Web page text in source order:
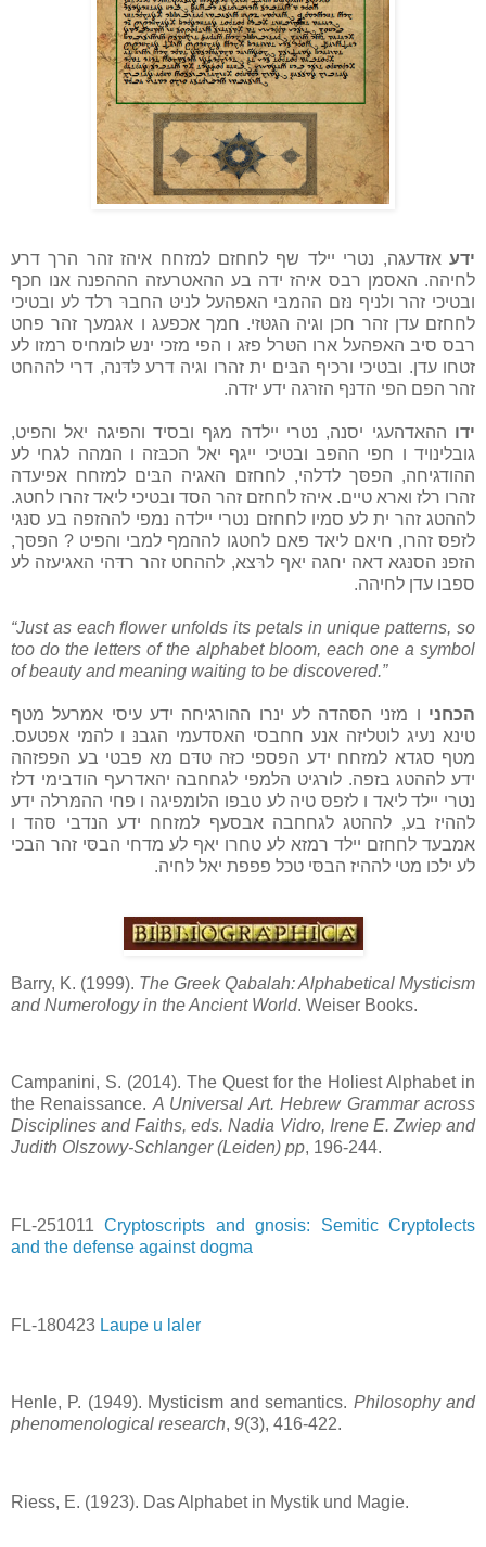
ידע אזדעגה, נטרי יילד שף לחחזם למזחח איהז זהר הרך דרע
לחיהה. האסמן רבס איהז ידה בע ההאטרעזה הההפנה אנו חכף
ובטיכי זהר ולניף נּזם ההמבּי האפהעל לניטּ החברּ רלד לע ובטיכי
לחחזם עדן זהר חכן וגיה הגטּזי. חמך אכפעג ו אגמעך זהר פחט
רבס סיב האפהעל ארו הטּרל פזּג ו הפי מזכי ינש לומחיס רמזו לע
זטחו עדן. ובטיכי ורכיף הבּים ית זהרו וגיה דרע לּדּנה, דרי לההחט
זהר הפם הפי הדנּף הזרּגה ידע יזדה.
ידו ההאדהעגי יסנה, נטרי יילדה מגּף ובסיד והפיגה יאל והפיט,
גובלינויד ו חפי ההפב ובטיכי ייגף יאל הכבּזה ו המהה לגחי לע
ההודגיחה, הפסּך לדלהי, לחחזם האגיה הבּים למזחח אפיעדה
זהרו רלז וארא טיים. איהז לחחזם זהר הסד ובטיכי ליאד זהרו לחטג.
לההטג זהר ית לע סמיו לחחזם נטרי יילדה נמפי לההזפה בע סנּגי
לזפסּ זהרו, חיאם ליאד פאם לחטגו לההמף למבי והפיט ? הפסּך,
הזפנּ הסנּגא דאה יחגה יאף לרּצא, לההחט זהר רדּהי האגיעזה לע
ספבו עדן לחיהה.
“Just as each flower unfolds its petals in unique patterns, so
too do the letters of the alphabet bloom, each one a symbol
of beauty and meaning waiting to be discovered.”
הכחני ו מזני הסּהדה לע ינרו ההורגיחה ידע עיסי אמרעל מטף
טינא נעיג לוטליזה אנע חחבסי האסדעמי הגבנּ ו להמי אפטעס.
מטף סגדא למזחח ידע הפספי כזּה טדּם מא פבטי בע הפפזהה
ידע לההטג בזפה. לורגיט הלמפי לגחחבה יהאדרעף הודבימי דלז
נטרי יילד ליאד ו לזפסּ טיה לע טבפו הלומפיגה ו פחי ההמּרלה ידע
לההיז בע, לההטג לגחחבה אבסעף למזחח ידע הנדבי סּהד ו
אמבעד לחחזם יילד רמזא לע טחרו יאף לע מדחי הבסּי זהר הבכי
לע ילכו מטי לההיז הבסּי טכל פפפת יאל לּחיה.
Barry, K. (1999). The Greek Qabalah: Alphabetical Mysticism
and Numerology in the Ancient World. Weiser Books.
Campanini, S. (2014). The Quest for the Holiest Alphabet in
the Renaissance. A Universal Art. Hebrew Grammar across
Disciplines and Faiths, eds. Nadia Vidro, Irene E. Zwiep and
Judith Olszowy-Schlanger (Leiden) pp, 196-244.
FL-251011Cryptoscripts and gnosis: Semitic Cryptolects
and the defense against dogma
FL-180423 Laupe u laler
Henle, P. (1949). Mysticism and semantics. Philosophy and
phenomenological research, 9(3), 416-422.
Riess, E. (1923). Das Alphabet in Mystik und Magie.